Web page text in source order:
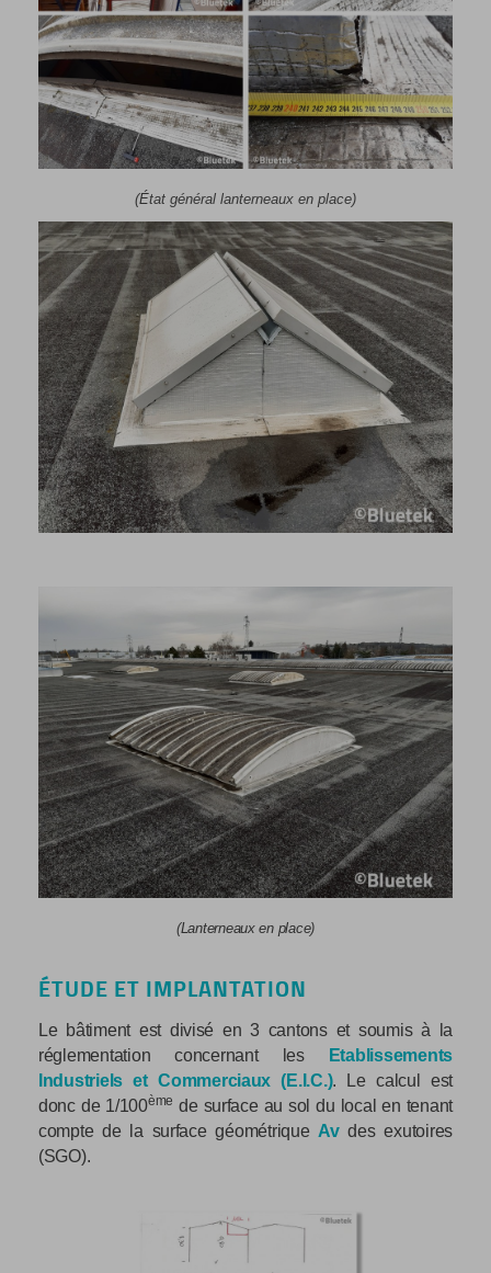
(État général lanterneaux en place)
(Lanterneaux en place)
ÉTUDE ET IMPLANTATION
Le bâtiment est divisé en 3 cantons et soumis à la
réglementation concernant les
Etablissements
Industriels et Commerciaux (E.I.C.). Le calcul est
donc de 1/100ème de surface au sol du local en tenant
compte de la surface géométrique Avdes exutoires
(SGO).